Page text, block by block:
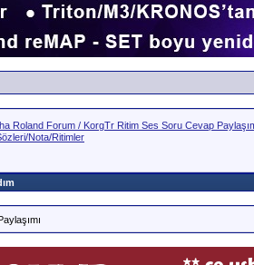
Roland Forum / KorgTr Ritim Ses Soru Cevap
Nota/Ritimler